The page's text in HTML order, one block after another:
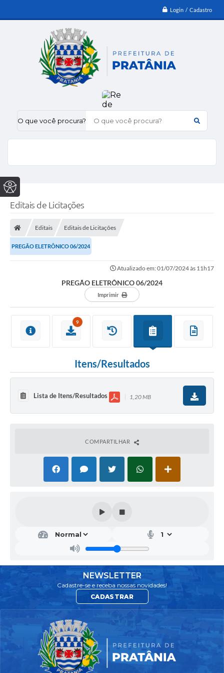
Login / Cadastro
O que você procura?
Editais de Licitações
Editais Editais de Licitações
PREGÃO ELETRÔNICO 06/2024
Atualizado em: 01/07/2024 às 11h17
PREGÃO ELETRÔNICO 06/2024
Imprimir
9
Itens/Resultados
Lista de Itens/Resultados 1,20 MB
COMPARTILHAR
NEWSLETTER
Cadastre-se e receba nossas novidades!
CADASTRAR